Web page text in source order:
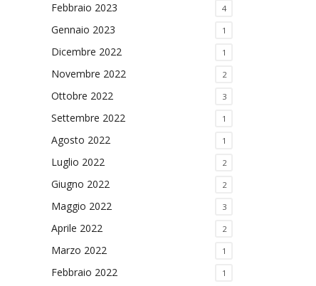
Febbraio 2023 4
Gennaio 2023 1
Dicembre 2022 1
Novembre 2022 2
Ottobre 2022 3
Settembre 2022 1
Agosto 2022 1
Luglio 2022 2
Giugno 2022 2
Maggio 2022 3
Aprile 2022 2
Marzo 2022 1
Febbraio 2022 1